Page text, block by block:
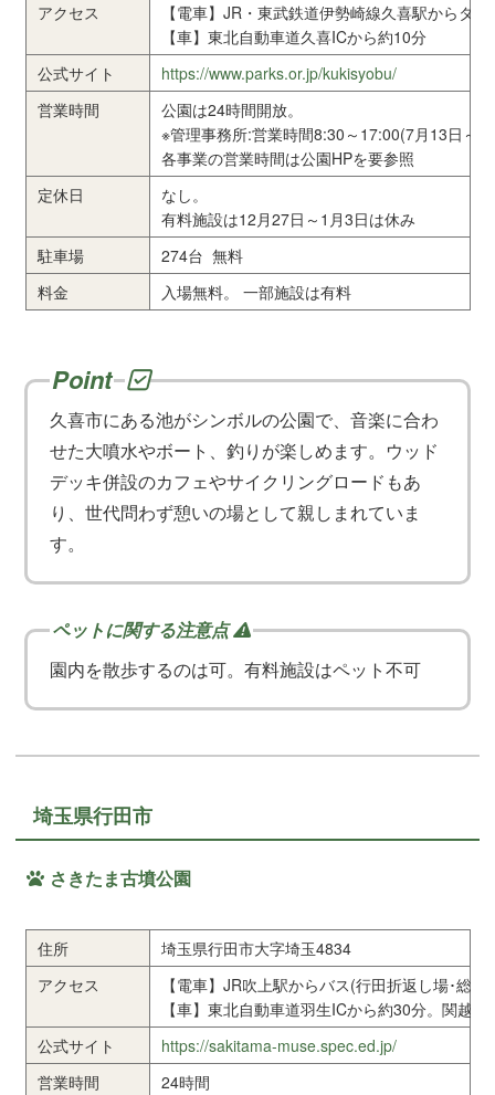
アクセス
【電車】JR・東武鉄道伊勢崎線久喜駅からタ
【車】東北自動車道久喜ICから約10分
公式サイト
https://www.parks.or.jp/kukisyobu/
営業時間
公園は24時間開放。
※管理事務所:営業時間8:30～17:00(7月13日～8
各事業の営業時間は公園HPを要参照
定休日
なし。
有料施設は12月27日～1月3日は休み
駐車場
274台 無料
料金
入場無料。 一部施設は有料
久喜市にある池がシンボルの公園で、音楽に合わ
せた大噴水やボート、釣りが楽しめます。ウッド
デッキ併設のカフェやサイクリングロードもあ
り、世代問わず憩いの場として親しまれていま
す。
園内を散歩するのは可。有料施設はペット不可
埼玉県行田市
さきたま古墳公園
住所
埼玉県行田市大字埼玉4834
アクセス
【電車】JR吹上駅からバス(行田折返し場･総
【車】東北自動車道羽生ICから約30分。関越
公式サイト
https://sakitama-muse.spec.ed.jp/
営業時間
24時間